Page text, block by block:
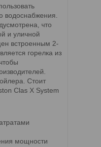
водоснабжения.
что
и уличной
встроенным 2-
горелка из
Стоит
Clas X System
мощности